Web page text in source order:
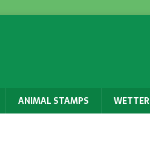
ANIMAL STAMPS WETTER